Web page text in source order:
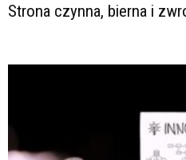
Strona czynna, bierna i